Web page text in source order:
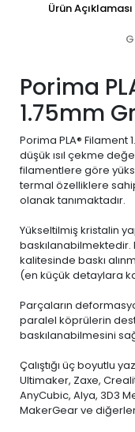
Ürün Açıklaması
Porima
1.75mm
Porima PLA® Filament
düşük ısıl çekme
filamentlere göre
termal özelliklere
olanak tanımaktadır.
Yükseltilmiş kristalin
baskılanabilmektedir.
kalitesinde baskı
(en küçük detaylara
Parçaların
paralel köprülerin
baskılanabilmesini
Çalıştığı üç boyutlu
Ultimaker, Zaxe,
AnyCubic, Alya, 3D3
MakerGear ve